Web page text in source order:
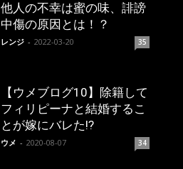
他人の不幸は蜜の味、誹謗
中傷の原因とは！？
レンジ - 2022-03-20 35
【ウメブログ10】除籍して
フィリピーナと結婚するこ
とが嫁にバレた!?
ウメ - 2020-08-07 34